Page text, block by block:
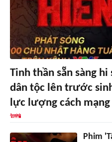
Tinh thần sẵn sàng
dân tộc lên trước
lực lượng cách mạng
Phim